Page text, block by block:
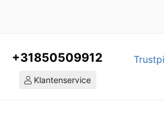
+31850509912
Klantenservice